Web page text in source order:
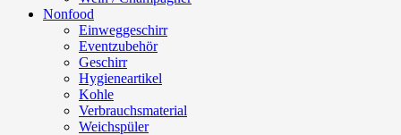
Nonfood
Einweggeschirr
Eventzubehör
Geschirr
Hygieneartikel
Kohle
Verbrauchsmaterial
Weichspüler